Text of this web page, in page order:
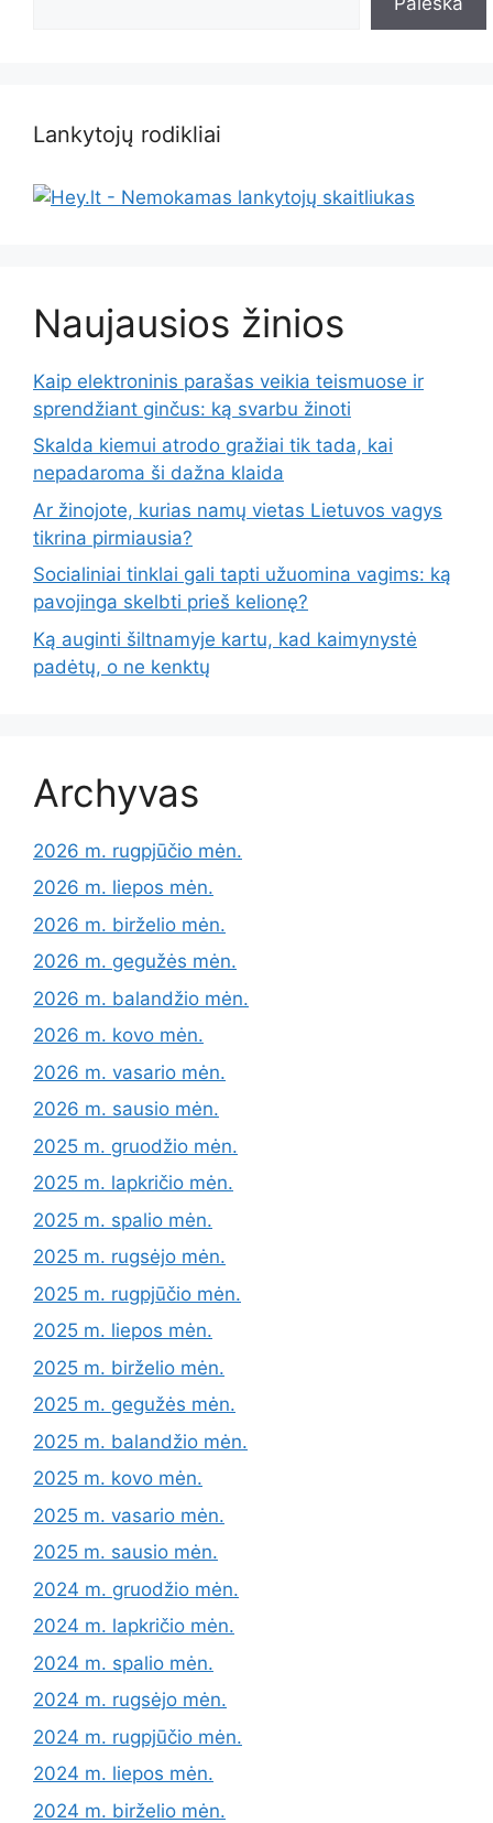
Lankytojų rodikliai
Naujausios žinios
Kaip elektroninis parašas veikia teismuose ir
sprendžiant ginčus: ką svarbu žinoti
Skalda kiemui atrodo gražiai tik tada, kai
nepadaroma ši dažna klaida
Ar žinojote, kurias namų vietas Lietuvos vagys
tikrina pirmiausia?
Socialiniai tinklai gali tapti užuomina vagims: ką
pavojinga skelbti prieš kelionę?
Ką auginti šiltnamyje kartu, kad kaimynystė
padėtų, o ne kenktų
Archyvas
2026 m. rugpjūčio mėn.
2026 m. liepos mėn.
2026 m. birželio mėn.
2026 m. gegužės mėn.
2026 m. balandžio mėn.
2026 m. kovo mėn.
2026 m. vasario mėn.
2026 m. sausio mėn.
2025 m. gruodžio mėn.
2025 m. lapkričio mėn.
2025 m. spalio mėn.
2025 m. rugsėjo mėn.
2025 m. rugpjūčio mėn.
2025 m. liepos mėn.
2025 m. birželio mėn.
2025 m. gegužės mėn.
2025 m. balandžio mėn.
2025 m. kovo mėn.
2025 m. vasario mėn.
2025 m. sausio mėn.
2024 m. gruodžio mėn.
2024 m. lapkričio mėn.
2024 m. spalio mėn.
2024 m. rugsėjo mėn.
2024 m. rugpjūčio mėn.
2024 m. liepos mėn.
2024 m. birželio mėn.